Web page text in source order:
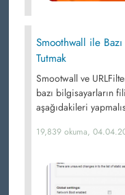
Smoothwall ile
Tutmak
Smootwall ve
bazı bilgisayarların
aşağıdakileri
19,839 okuma,